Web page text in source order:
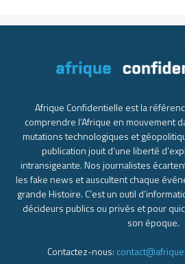
Afrique Confidentielle est la
comprendre l’Afrique en mouvement
mutations technologiques et
publication jouit d’une liberté
intransigeante. Nos journalistes
les fake news et auscultent chaque
grande Histoire. C’est un outil
décideurs publics ou privés et pour
son époque.
Contactez-nous: